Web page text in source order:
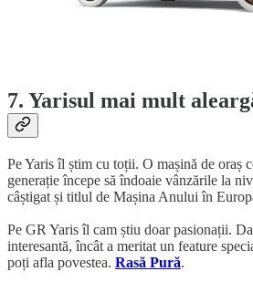
7. Yarisul mai mult
Pe Yaris îl știm cu toții. O mașină de oraș
generație începe să îndoaie vânzările la
câștigat și titlul de Mașina Anului în
Pe GR Yaris îl cam știu doar pasionații.
interesantă, încât a meritat un feature
poți afla povestea. Rasă Pură.